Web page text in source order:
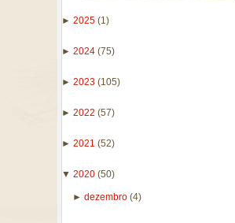
► 2025 (1)
► 2024 (75)
► 2023 (105)
► 2022 (57)
► 2021 (52)
▼ 2020 (50)
► dezembro (4)